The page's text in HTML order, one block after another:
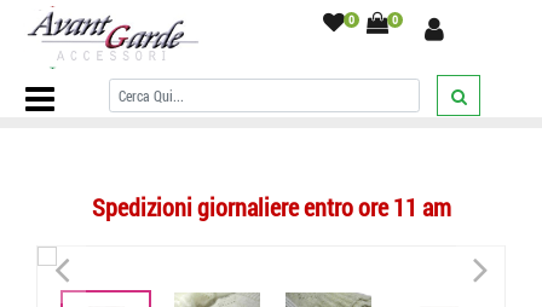
0 0
Home Page/SCIARPE/Sciarpe Tinta Unita/Coprispalle stola
traforata carta zucchero donna sciarpa m lana tutti i colori
Spedizioni giornaliere entro ore 11 am
< >